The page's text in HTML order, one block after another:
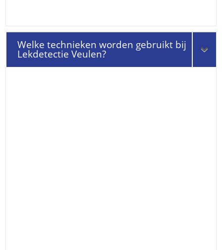
Welke technieken worden gebruikt bij
Lekdetectie Veulen?